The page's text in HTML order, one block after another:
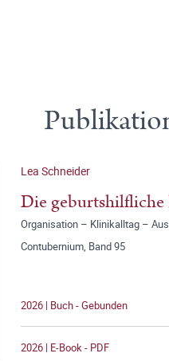
Lea Schneider
Die
Organisation – Klinikalltag –
Contubernium, Band 95
2026 | Buch - Gebunden
2026 | E-Book - PDF